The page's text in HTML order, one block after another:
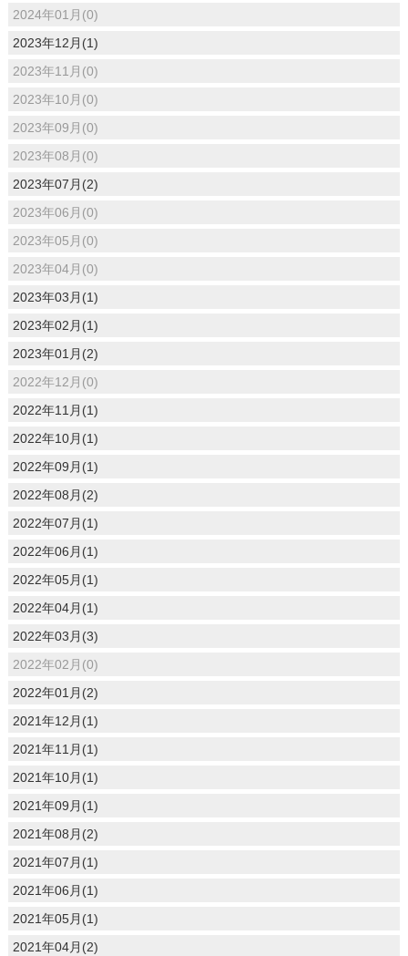
2024年01月(0)
2023年12月(1)
2023年11月(0)
2023年10月(0)
2023年09月(0)
2023年08月(0)
2023年07月(2)
2023年06月(0)
2023年05月(0)
2023年04月(0)
2023年03月(1)
2023年02月(1)
2023年01月(2)
2022年12月(0)
2022年11月(1)
2022年10月(1)
2022年09月(1)
2022年08月(2)
2022年07月(1)
2022年06月(1)
2022年05月(1)
2022年04月(1)
2022年03月(3)
2022年02月(0)
2022年01月(2)
2021年12月(1)
2021年11月(1)
2021年10月(1)
2021年09月(1)
2021年08月(2)
2021年07月(1)
2021年06月(1)
2021年05月(1)
2021年04月(2)